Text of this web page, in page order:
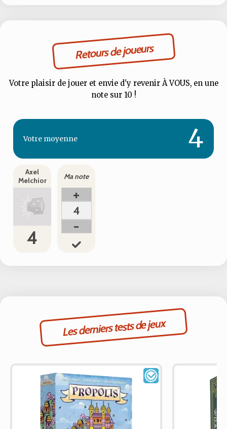
Retours de joueurs
Votre plaisir de jouer et envie d'y revenir À VOUS, en une
note sur 10 !
Votre moyenne 4
Axel
Melchior
4
Ma note
+
4
-
Les derniers tests de jeux